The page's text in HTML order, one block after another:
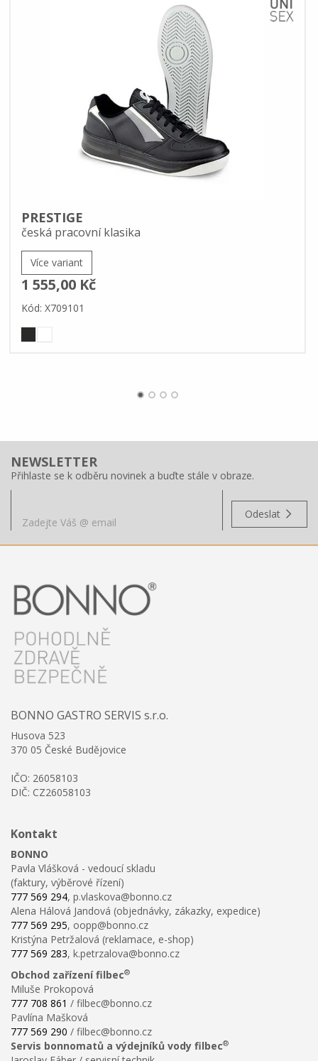
PRESTIGE
česká pracovní klasika
Více variant
1 555,00 Kč
Kód: X709101
NEWSLETTER
Přihlaste se k odběru novinek a buďte stále v obraze.
Odeslat
BONNO GASTRO SERVIS s.r.o.
Husova 523
370 05 České Budějovice
IČO: 26058103
DIČ: CZ26058103
Kontakt
BONNO
Pavla Vlášková - vedoucí skladu
(faktury, výběrové řízení)
777 569 294, p.vlaskova@bonno.cz
Alena Hálová Jandová (objednávky, zákazky, expedice)
777 569 295, oopp@bonno.cz
Kristýna Petržalová (reklamace, e-shop)
777 569 283, k.petrzalova@bonno.cz
Obchod zařízení filbec®
Miluše Prokopová
777 708 861 / filbec@bonno.cz
Pavlína Mašková
777 569 290 / filbec@bonno.cz
Servis bonnomatů a výdejníků vody filbec®